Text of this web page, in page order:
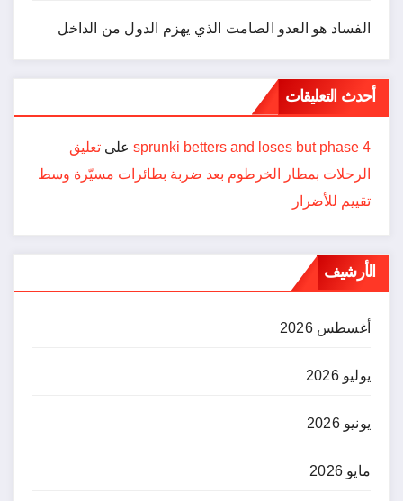
الفساد هو العدو الصامت الذي يهزم الدول من الداخل
أحدث التعليقات
sprunki betters and loses but phase 4 على تعليق
الرحلات بمطار الخرطوم بعد ضربة بطائرات مسيّرة وسط
تقييم للأضرار
الأرشيف
أغسطس 2026
يوليو 2026
يونيو 2026
مايو 2026